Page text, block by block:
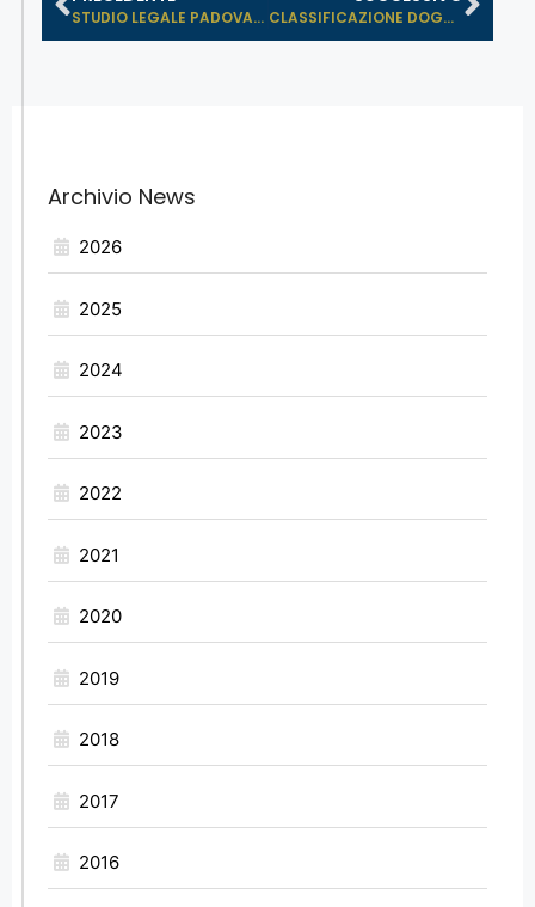
STUDIO LEGALE PADOVAN ASSISTE WEBUI... CLASSIFICAZIONE DOGANALE: PUBBLICAT...
Archivio News
2026
2025
2024
2023
2022
2021
2020
2019
2018
2017
2016